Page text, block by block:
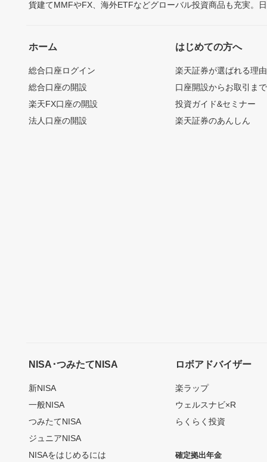
貨建てMMFやFX、海外ETFなどグローバル投資商品も充実。
ホーム
総合口座ログイン
総合口座の開設
楽天FX口座の開設
法人口座の開設
はじめての方へ
楽天証券が選ばれる理由
口座開設からお取引ま
投資ガイド&セミナー
楽天証券のあんしん
NISA･つみたてNISA
新NISA
一般NISA
つみたてNISA
ジュニアNISA
NISAをはじめるには
ロボアドバイザー
楽ラップ
ウェルスナビ×R
らくらく投資
確定拠出年金